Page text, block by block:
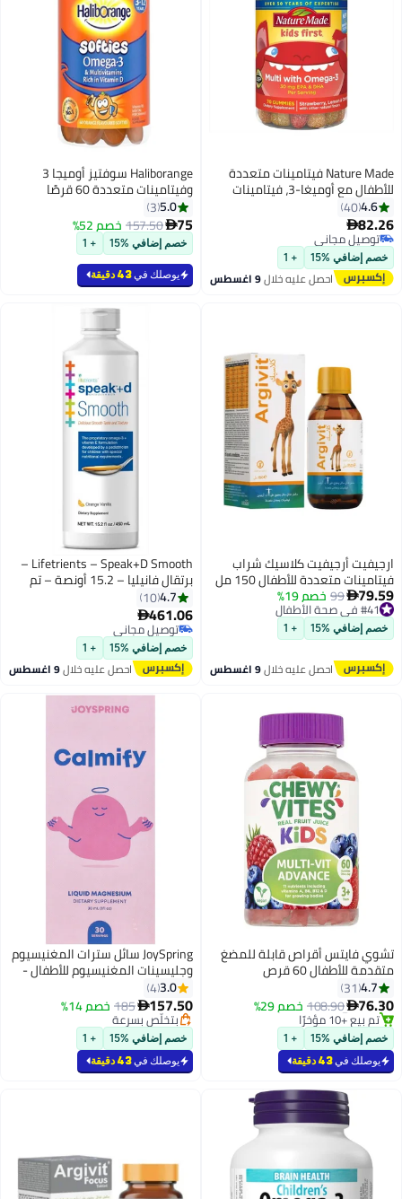
Nature Made فيتامينات متعددة
للأطفال مع أوميغا-3، فيتامينات
حبة جيلاتينية للأطفال
4.6
40
82.26
توصيل مجاني
توصيل مجاني
خصم إضافي %15 + 1
احصل عليه خلال9 اغسطس
Haliborange سوفتيز أوميجا 3
وفيتامينات متعددة 60 قرصًا
5.0
3
75
157.50خصم 52%
خصم إضافي %15 + 1
يوصلك في43 دقيقة
ارجيفيت أرجيفيت كلاسيك شراب
فيتامينات متعددة للأطفال 150 مل
- دعم الشهية والنمو والمناعة
79.59
99 خصم 19% #41 في صحة الأطفال
أقل سعر في 7 يوم
توصيل مجاني
#41 في صحة الأطفال
خصم إضافي %15 + 1
احصل عليه خلال9 اغسطس
Lifetrients – Speak+D Smooth –
برتقال فانيليا – 15.2 أونصة – تم
تركيبه بواسطة أطباء الأطفال لدعم
الأطفال ذوي المتطلبات الغذائية
E وK وD
4.7
10
461.06
توصيل مجاني
توصيل مجاني
خصم إضافي %15 + 1
احصل عليه خلال9 اغسطس
تشوي فايتس أقراص قابلة للمضغ
متقدمة للأطفال 60 قرص
4.7
31
76.30
108.90خصم 29%
#16 في صحة الأطفال
تم بيع +10 مؤخرًا
#16 في صحة الأطفال
خصم إضافي %15 + 1
يوصلك في43 دقيقة
JoySpring سائل سترات المغنيسيوم
وجليسينات المغنيسيوم للأطفال -
مغنيسيوم خالٍ من السكر والغلوتين
للأطفال - مزيج مغنيسيوم سائل مع
إل ثيانين للأطفال والبابونج مكمل
مغنيسيوم للأطفال والمراهقين
3.0
4
157.50
185 خصم 14%
بتخلّص بسرعة
بتخلّص بسرعة
خصم إضافي %15 + 1
يوصلك في43 دقيقة